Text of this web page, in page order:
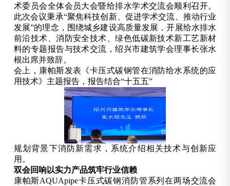
术委员会全体会员大会暨给排水学术交流会顺利召开。
此次会议秉承“聚焦科技创新、促进学术交流、推动行业
发展”的理念，围绕城乡建设高质量发展，开展给水排水
前沿技术、消防安全技术、绿色低碳新技术新工艺新材
料的专题报告与技术交流，绍兴市建筑学会理事长张水
根出席并致辞。
会上，康帕斯发表《卡压式碳钢管在消防给水系统的应
用技术》主题报告，报告结合“十五五”
规划背景下消防新需求，系统介绍相关技术与创新应
用。
双会回响以实力产品筑牢行业信赖
康帕斯AQUApipe卡压式碳钢消防管系列在两场交流会